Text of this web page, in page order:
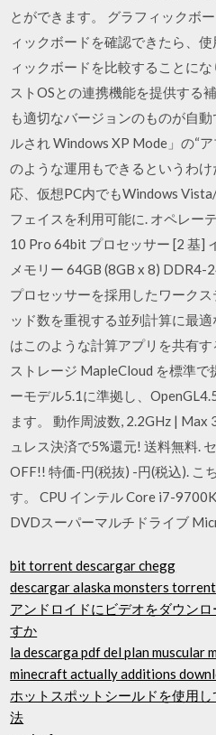
とができます。 グラフィックボ
ィックボードを確認できたら、
ィックボードを比較することに
ストOSとの連携機能を提供する
も適切なバージョンのものが自
ルされ Windows XP Mode」の“
のような運用もできるというわ
応、仮想PC内でもWindows
フェイスを利用可能に. オペレー
10 Pro 64bit プロセッサー [2 基]
メモリー 64GB (8GB x 8) DDR4-
プロセッサーを採用したワーク
ッド数を重視する並列計算に最
はこのような計算アプリを共有
ストレージ MapleCloud を標準
ーモデル5.1に準拠し、
ます。 動作周波数, 2.2GHz | Max
ュレス決済で5%還元! 送料無料.
OFF!! 特価-円(税抜) -円(税込). こ
す。 CPU インテル Core i7-
DVDスーパーマルチドライブ
bit torrent descargar chegg
descargar alaska monsters torrent
アンドロイドにビデオをダウン
すか
la descarga pdf del plan muscular
minecraft actually additions
ホットスポットシールドを使用
法